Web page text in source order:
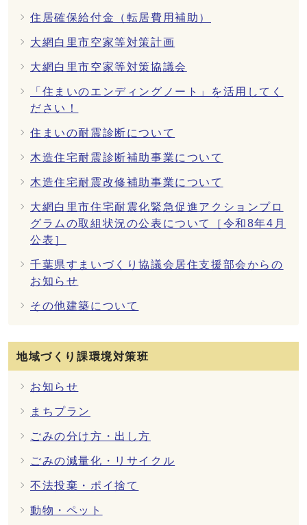
住居確保給付金（転居費用補助）
大網白里市空家等対策計画
大網白里市空家等対策協議会
「住まいのエンディングノート」を活用してく
ださい！
住まいの耐震診断について
木造住宅耐震診断補助事業について
木造住宅耐震改修補助事業について
大網白里市住宅耐震化緊急促進アクションプロ
グラムの取組状況の公表について［令和8年4月
公表］
千葉県すまいづくり協議会居住支援部会からの
お知らせ
その他建築について
地域づくり課環境対策班
お知らせ
まちプラン
ごみの分け方・出し方
ごみの減量化・リサイクル
不法投棄・ポイ捨て
動物・ペット